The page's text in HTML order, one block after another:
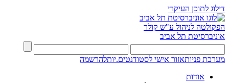
דילוג לתוכן העיקרי
הפקולטה לניהול ע"ש קולר
אוניברסיטת תל אביב
מערכת פניותאזור אישי לסטודנטים.יותלהרשמה
אודות